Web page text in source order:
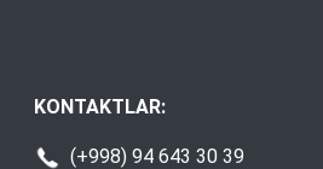
KONTAKTLAR:
(+998) 94 643 30 39